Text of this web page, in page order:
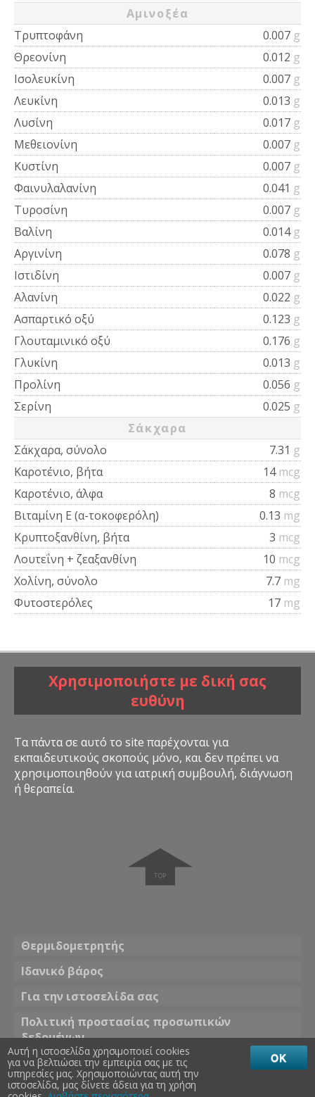
Αμινοξέα
Τρυπτοφάνη
0.007 g
Θρεονίνη
0.012 g
Ισολευκίνη
0.007 g
Λευκίνη
0.013 g
Λυσίνη
0.017 g
Μεθειονίνη
0.007 g
Κυστίνη
0.007 g
Φαινυλαλανίνη
0.041 g
Τυροσίνη
0.007 g
Βαλίνη
0.014 g
Αργινίνη
0.078 g
Ιστιδίνη
0.007 g
Αλανίνη
0.022 g
Ασπαρτικό οξύ
0.123 g
Γλουταμινικό οξύ
0.176 g
Γλυκίνη
0.013 g
Προλίνη
0.056 g
Σερίνη
0.025 g
Σάκχαρα
Σάκχαρα, σύνολο
7.31 g
Καροτένιο, βήτα
14 mcg
Καροτένιο, άλφα
8 mcg
Βιταμίνη Ε (α-τοκοφερόλη)
0.13 mg
Κρυπτοξανθίνη, βήτα
3 mcg
Λουτεΐνη + ζεαξανθίνη
10 mcg
Χολίνη, σύνολο
7.7 mg
Φυτοστερόλες
17 mg
Χρησιμοποιήστε με δική σας
ευθύνη
Τα πάντα σε αυτό το site παρέχονται για
εκπαιδευτικούς σκοπούς μόνο, και δεν πρέπει να
χρησιμοποιηθούν για ιατρική συμβουλή, διάγνωση
ή θεραπεία.
➧
Θερμιδομετρητής
Ιδανικό βάρος
Για την ιστοσελίδα σας
Πολιτική προστασίας προσωπικών
δεδομένων
Θέμα
☀ Φωτεινό χρώμα Σκούρο χρώμα 🌖
Αυτή η ιστοσελίδα χρησιμοποιεί cookies
για να βελτιώσει την εμπειρία σας με τις
υπηρεσίες μας. Χρησιμοποιώντας αυτή την
ιστοσελίδα, μας δίνετε άδεια για τη χρήση
OK